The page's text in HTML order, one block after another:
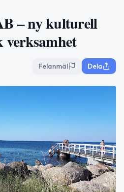
– ny kulturell
verksamhet
Felanmäl Dela